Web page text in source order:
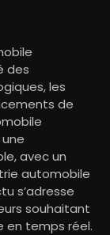
des
les
de
avec un
automobile
s’adresse
souhaitant
en temps réel.